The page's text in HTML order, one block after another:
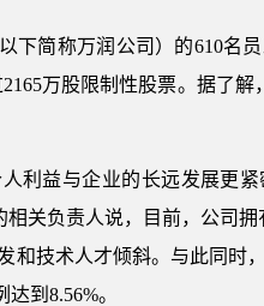
简称万润公司）的610名
万股限制性股票。据了解
利益与企业的长远发展更
关负责人说，目前，公司
和技术人才倾斜。与此同时
到8.56%。